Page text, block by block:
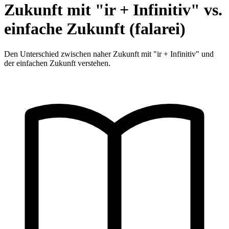
Zukunft mit "ir + Infinitiv" vs.
einfache Zukunft (falarei)
Den Unterschied zwischen naher Zukunft mit "ir + Infinitiv" und
der einfachen Zukunft verstehen.